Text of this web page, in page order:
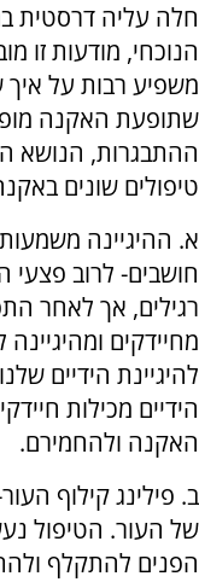
חלה עליה דרסטית
הנוכחי, מודעות זו
משפיע רבות על
שתופעת האקנה
ההתבגרות, הנושא
טיפולים שונים
א. ההיגיינה
חושבים- לרוב
רגילים, אך לאחר
מחיידקים
להיגיינת הידיים
הידיים מכילות
האקנה ולהחמירם.
ב. פילינג קילוף
של העור. הטיפול
הפנים להתקלף